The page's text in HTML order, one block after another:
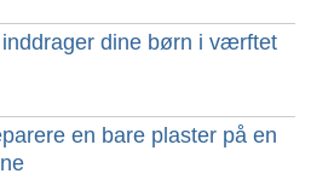
dine børn i værftet
en bare plaster på en